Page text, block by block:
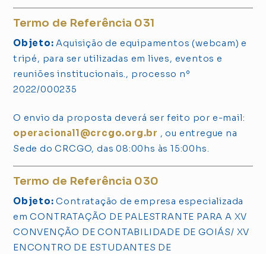
Termo de Referência 031
Objeto: Aquisição de equipamentos (webcam) e
tripé, para ser utilizadas em lives, eventos e
reuniões institucionais., processo nº
2022/000235
O envio da proposta deverá ser feito por e-mail:
operacional1@crcgo.org.br , ou entregue na
Sede do CRCGO, das 08:00hs às 15:00hs.
Termo de Referência 030
Objeto: Contratação de empresa especializada
em CONTRATAÇÃO DE PALESTRANTE PARA A XV
CONVENÇÃO DE CONTABILIDADE DE GOIÁS/ XV
ENCONTRO DE ESTUDANTES DE